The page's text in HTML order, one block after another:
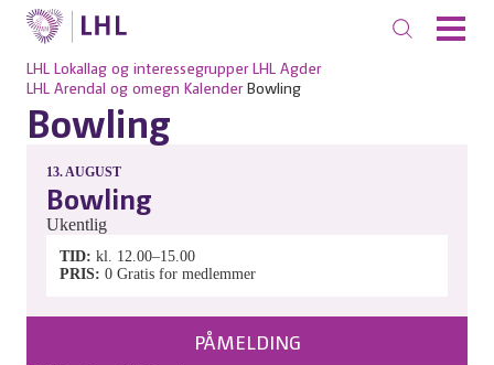
LHL Lokallag og interessegrupper LHL Agder
LHL Arendal og omegn Kalender Bowling
Bowling
13.AUGUST
Bowling
Ukentlig
TID kl. 12.00–15.00
PRIS 0 Gratis for medlemmer
PÅMELDING